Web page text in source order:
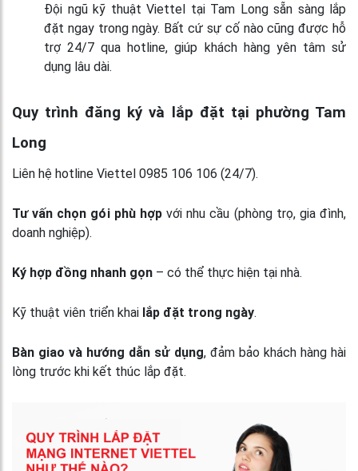
Đội ngũ kỹ thuật Viettel tại Tam Long sẵn sàng lắp
đặt ngay trong ngày. Bất cứ sự cố nào cũng được hỗ
trợ 24/7 qua hotline, giúp khách hàng yên tâm sử
dụng lâu dài.
Quy trình đăng ký và lắp đặt tại phường Tam
Long
Liên hệ hotline Viettel 0985 106 106 (24/7).
Tư vấn chọn gói phù hợpvới nhu cầu (phòng trọ, gia đình,
doanh nghiệp).
Ký hợp đồng nhanh gọn – có thể thực hiện tại nhà.
Kỹ thuật viên triển khai lắp đặt trong ngày.
Bàn giao và hướng dẫn sử dụng, đảm bảo khách hàng hài
lòng trước khi kết thúc lắp đặt.